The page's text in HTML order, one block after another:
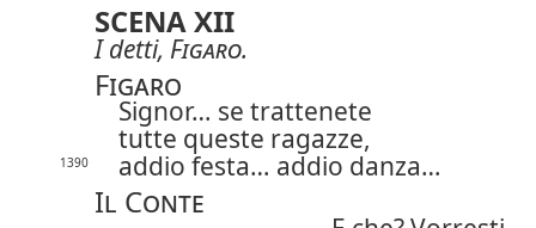
SCENA XII
I detti, Figaro.
Figaro
Signor… se trattenete
tutte queste ragazze,
1390 addio festa… addio danza…
Il Conte